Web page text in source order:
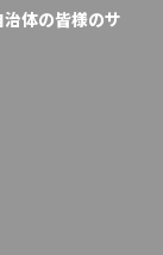
体の皆様のサ